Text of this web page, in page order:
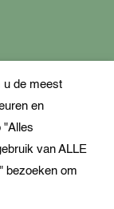
u de meest
en
"Alles
van ALLE
bezoeken om